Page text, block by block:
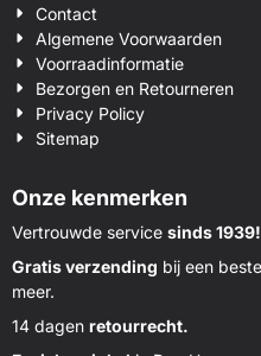
Contact
Algemene Voorwaarden
Voorraadinformatie
Bezorgen en Retourneren
Privacy Policy
Sitemap
Onze kenmerken
Vertrouwde service sinds 1939!
Gratis verzending bij een
meer.
14 dagen retourrecht.